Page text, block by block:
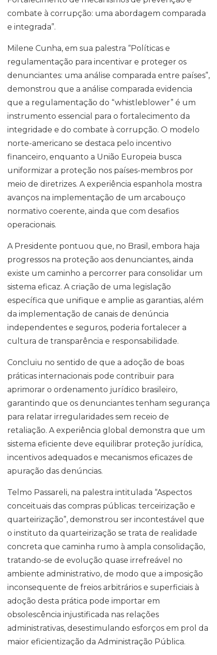
combate à corrupção: uma abordagem comparada
e integrada”.
Milene Cunha, em sua palestra “Políticas e
regulamentação para incentivar e proteger os
denunciantes: uma análise comparada entre países”,
demonstrou que a análise comparada evidencia
que a regulamentação do “whistleblower” é um
instrumento essencial para o fortalecimento da
integridade e do combate à corrupção. O modelo
norte-americano se destaca pelo incentivo
financeiro, enquanto a União Europeia busca
uniformizar a proteção nos países-membros por
meio de diretrizes. A experiência espanhola mostra
avanços na implementação de um arcabouço
normativo coerente, ainda que com desafios
operacionais.
A Presidente pontuou que, no Brasil, embora haja
progressos na proteção aos denunciantes, ainda
existe um caminho a percorrer para consolidar um
sistema eficaz. A criação de uma legislação
específica que unifique e amplie as garantias, além
da implementação de canais de denúncia
independentes e seguros, poderia fortalecer a
cultura de transparência e responsabilidade.
Concluiu no sentido de que a adoção de boas
práticas internacionais pode contribuir para
aprimorar o ordenamento jurídico brasileiro,
garantindo que os denunciantes tenham segurança
para relatar irregularidades sem receio de
retaliação. A experiência global demonstra que um
sistema eficiente deve equilibrar proteção jurídica,
incentivos adequados e mecanismos eficazes de
apuração das denúncias.
Telmo Passareli, na palestra intitulada “Aspectos
conceituais das compras públicas: terceirização e
quarteirização”, demonstrou ser incontestável que
o instituto da quarteirização se trata de realidade
concreta que caminha rumo à ampla consolidação,
tratando-se de evolução quase irrefreável no
ambiente administrativo, de modo que a imposição
inconsequente de freios arbitrários e superficiais à
adoção desta prática pode importar em
obsolescência injustificada nas relações
administrativas, desestimulando esforços em prol da
maior eficientização da Administração Pública.